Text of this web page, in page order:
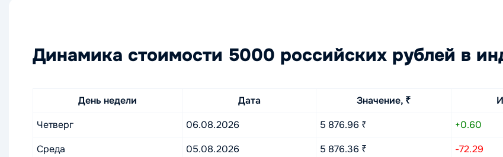
Динамика стоимости 5000 российских рублей в
День недели Дата Значение, ₹
Четверг
06.08.2026 5 876.96 ₹ +0.60
Среда
05.08.2026 5 876.36 ₹ -72.29